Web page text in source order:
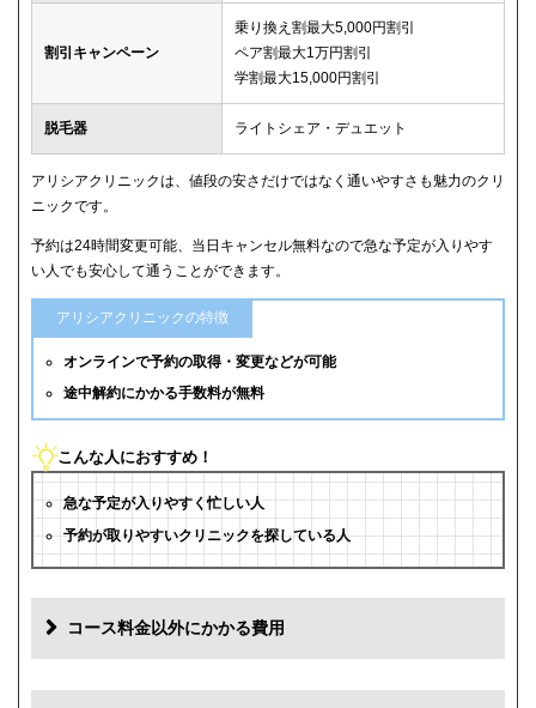
割引キャンペーン
乗り換え割最大5,000円割引
ペア割最大1万円割引
学割最大15,000円割引
脱毛器 ライトシェア・デュエット
アリシアクリニックは、値段の安さだけではなく通いやすさも魅力のクリ
ニックです。
予約は24時間変更可能、当日キャンセル無料なので急な予定が入りやす
い人でも安心して通うことができます。
アリシアクリニックの特徴
オンラインで予約の取得・変更などが可能
途中解約にかかる手数料が無料
こんな人におすすめ！
急な予定が入りやすく忙しい人
予約が取りやすいクリニックを探している人
コース料金以外にかかる費用